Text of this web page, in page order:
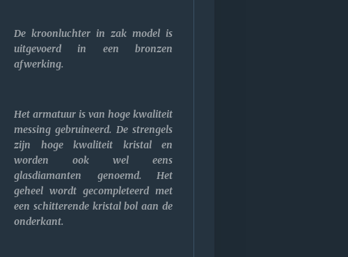
De kroonluchter in zak model is
uitgevoerd in een bronzen
afwerking.
Het armatuur is van hoge kwaliteit
messing gebruineerd. De strengels
zijn hoge kwaliteit kristal en
worden ook wel eens
glasdiamanten genoemd. Het
geheel wordt gecompleteerd met
een schitterende kristal bol aan de
onderkant.